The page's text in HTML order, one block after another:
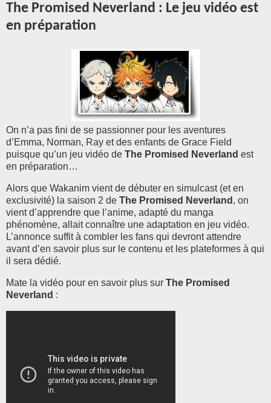
The Promised Neverland : Le jeu vidéo est
en préparation
On n’a pas fini de se passionner pour les aventures
d’Emma, Norman, Ray et des enfants de Grace Field
puisque qu’un jeu vidéo de The Promised Neverland est
en préparation…
Alors que Wakanim vient de débuter en simulcast (et en
exclusivité) la saison 2 de The Promised Neverland , on
vient d’apprendre que l’anime, adapté du manga
phénomène, allait connaître une adaptation en jeu vidéo.
L’annonce suffit à combler les fans qui devront attendre
avant d’en savoir plus sur le contenu et les plateformes à qui
il sera dédié.
Mate la vidéo pour en savoir plus sur The Promised
Neverland :